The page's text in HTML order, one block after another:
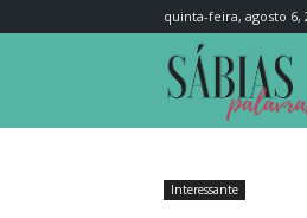
quinta-feira, agosto 6,
Interessante